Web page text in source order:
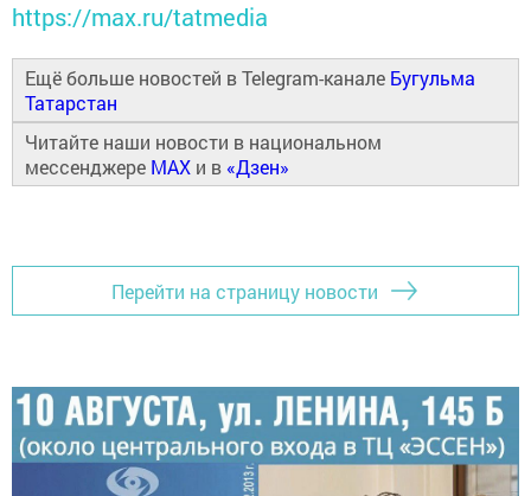
https://max.ru/tatmedia
Ещё больше новостей в Telegram-канале Бугульма
Татарстан
Читайте наши новости в национальном
мессенджере MAX и в «Дзен»
Перейти на страницу новости